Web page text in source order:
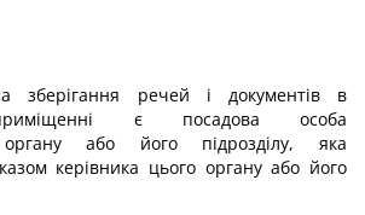
зберігання речей і документів в
є посадова особа
органу або його підрозділу, яка
керівника цього органу або його